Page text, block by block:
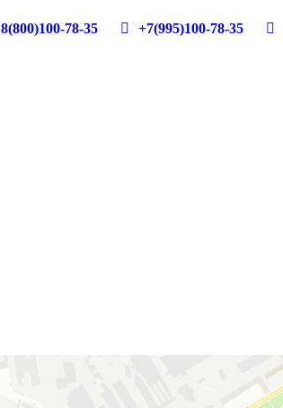
8(800)100-78-35 +7(995)100-78-35